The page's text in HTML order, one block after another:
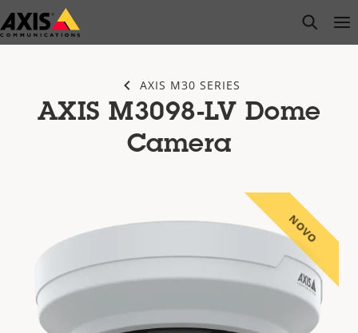
Pular
para
open
AXIS M30 SERIES
AXIS M3098-LV Dome
Camera
NOVO